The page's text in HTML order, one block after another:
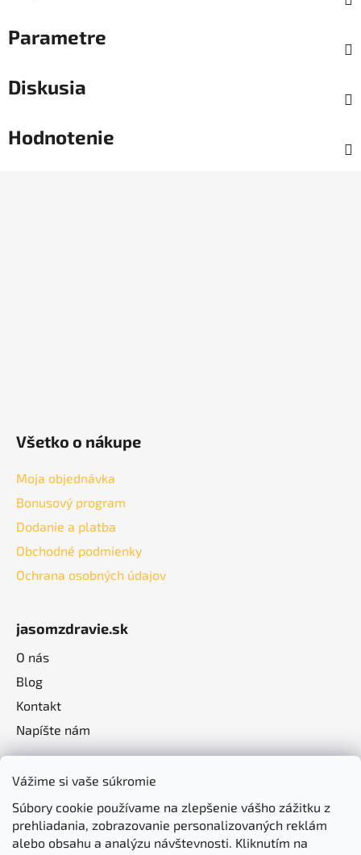
Vážime si vaše súkromie
Súbory cookie používame na zlepšenie vášho zážitku z
prehliadania, zobrazovanie personalizovaných reklám
alebo obsahu a analýzu návštevnosti. Kliknutím na
Parametre
Diskusia
Hodnotenie
Všetko o nákupe
Moja objednávka
Bonusový program
Dodanie a platba
Obchodné podmienky
Ochrana osobných údajov
jasomzdravie.sk
O nás
Blog
Kontakt
Napíšte nám